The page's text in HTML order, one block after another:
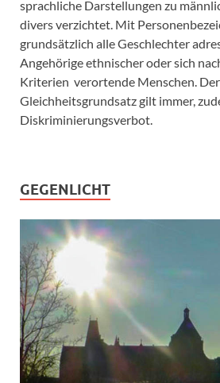
sprachliche Darstellungen zu
divers verzichtet. Mit
grundsätzlich alle Geschlechter
Angehörige ethnischer oder sich
Kriterien verortende Menschen. Der
Gleichheitsgrundsatz gilt immer,
Diskriminierungsverbot.
GEGENLICHT